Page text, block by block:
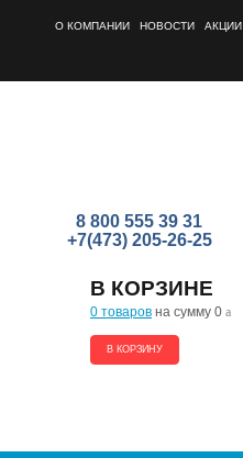
О КОМПАНИИ НОВОСТИ АКЦИИ
8 800 555 39 31
+7(473) 205-26-25
В КОРЗИНЕ
0 товаров на сумму 0 a
В КОРЗИНУ